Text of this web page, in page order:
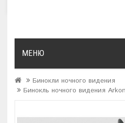
МЕНЮ
Бинокли ночного видения
Бинокль ночного видения